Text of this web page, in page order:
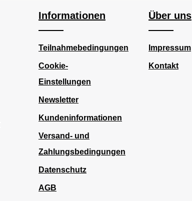
Informationen
Teilnahmebedingungen
Cookie-
Einstellungen
Newsletter
Kundeninformationen
Versand- und
Zahlungsbedingungen
Datenschutz
AGB
Über uns
Impressum
Kontakt